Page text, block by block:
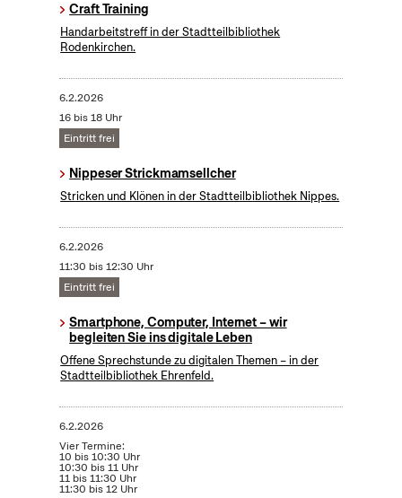
Craft Training
Handarbeitstreff in der Stadtteilbibliothek
Rodenkirchen.
6.2.2026
16 bis 18 Uhr
Eintritt frei
Nippeser Strickmamsellcher
Stricken und Klönen in der Stadtteilbibliothek Nippes.
6.2.2026
11:30 bis 12:30 Uhr
Eintritt frei
Smartphone, Computer, Internet – wir
begleiten Sie ins digitale Leben
Offene Sprechstunde zu digitalen Themen – in der
Stadtteilbibliothek Ehrenfeld.
6.2.2026
Vier Termine:
10 bis 10:30 Uhr
10:30 bis 11 Uhr
11 bis 11:30 Uhr
11:30 bis 12 Uhr